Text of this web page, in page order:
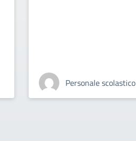
Personale scolastico